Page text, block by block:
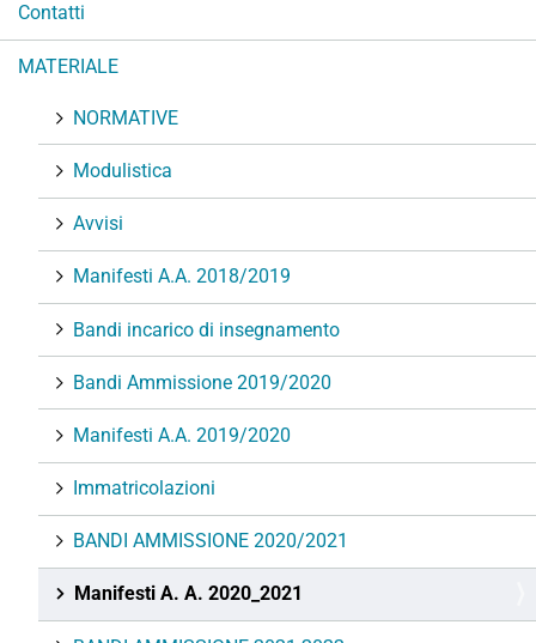
Contatti
MATERIALE
NORMATIVE
Modulistica
Avvisi
Manifesti A.A. 2018/2019
Bandi incarico di insegnamento
Bandi Ammissione 2019/2020
Manifesti A.A. 2019/2020
Immatricolazioni
BANDI AMMISSIONE 2020/2021
Manifesti A. A. 2020_2021